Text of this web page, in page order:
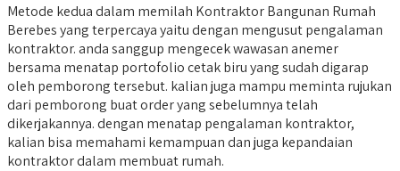
Metode kedua dalam memilah Kontraktor Bangunan Rumah
Berebes yang terpercaya yaitu dengan mengusut pengalaman
kontraktor. anda sanggup mengecek wawasan anemer
bersama menatap portofolio cetak biru yang sudah digarap
oleh pemborong tersebut. kalian juga mampu meminta rujukan
dari pemborong buat order yang sebelumnya telah
dikerjakannya. dengan menatap pengalaman kontraktor,
kalian bisa memahami kemampuan dan juga kepandaian
kontraktor dalam membuat rumah.